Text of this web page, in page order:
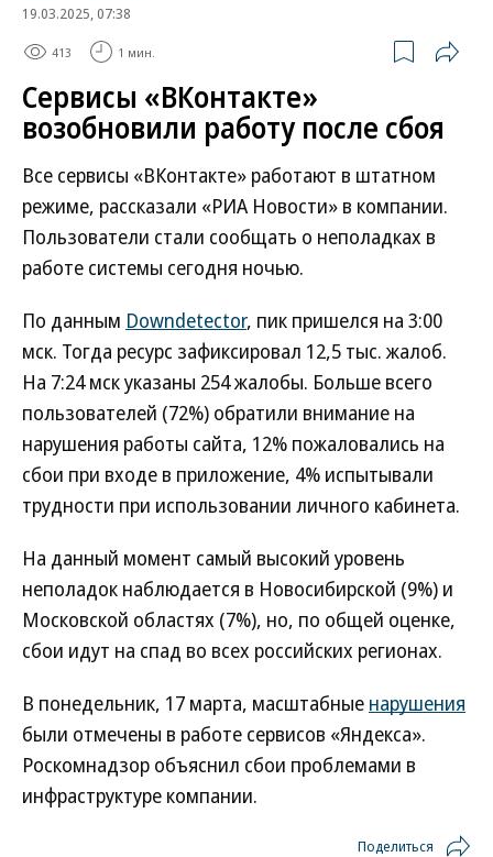
19.03.2025, 07:38
413 1 мин.
Сервисы «ВКонтакте»
возобновили работу после сбоя
Все сервисы «ВКонтакте» работают в штатном
режиме, рассказали «РИА Новости» в компании.
Пользователи стали сообщать о неполадках в
работе системы сегодня ночью.
По данным Downdetector, пик пришелся на 3:00
мск. Тогда ресурс зафиксировал 12,5 тыс. жалоб.
На 7:24 мск указаны 254 жалобы. Больше всего
пользователей (72%) обратили внимание на
нарушения работы сайта, 12% пожаловались на
сбои при входе в приложение, 4% испытывали
трудности при использовании личного кабинета.
На данный момент самый высокий уровень
неполадок наблюдается в Новосибирской (9%) и
Московской областях (7%), но, по общей оценке,
сбои идут на спад во всех российских регионах.
В понедельник, 17 марта, масштабные нарушения
были отмечены в работе сервисов «Яндекса».
Роскомнадзор объяснил сбои проблемами в
инфраструктуре компании.
Поделиться